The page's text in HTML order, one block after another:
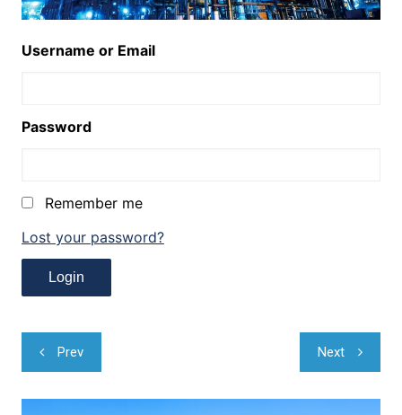
Username or Email
Password
Remember me
Lost your password?
Navegação
de
Post
Prev Next